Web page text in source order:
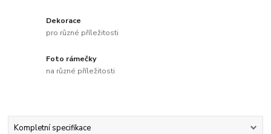
Dekorace
pro různé příležitosti
Foto rámečky
na různé příležitosti
Kompletní specifikace